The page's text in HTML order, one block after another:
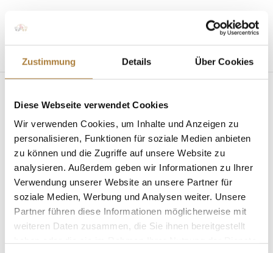
Zustimmung Details Über Cookies
Diese Webseite verwendet Cookies
Wir verwenden Cookies, um Inhalte und Anzeigen zu
personalisieren, Funktionen für soziale Medien anbieten
zu können und die Zugriffe auf unsere Website zu
analysieren. Außerdem geben wir Informationen zu Ihrer
Verwendung unserer Website an unsere Partner für
soziale Medien, Werbung und Analysen weiter. Unsere
Partner führen diese Informationen möglicherweise mit
weiteren Daten zusammen, die Sie ihnen bereitgestellt
Seite wählen
Vielseitigkeitsseminar Ansbach: „Start frei – im
Cross dabei“
von fn press |09. Februar 2018 |
Mit Sicherheit
besser reiten
Das Thema Sicherheit als zentrales Thema Ansbach.
„Start frei – im Cross dabei“ hieß es Anfang Februar